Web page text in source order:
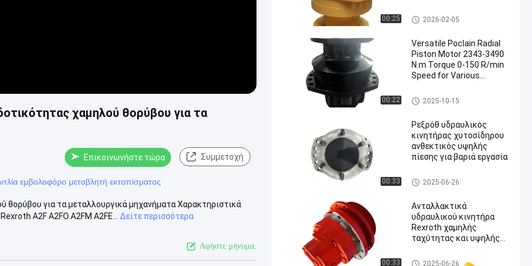
χαμηλού θορύβου για τα
Επικοινωνήστε τώρα Συμμετοχή
εμβολοφόρο μεταβλητή εκτοπίσματος
για τα μεταλλουργικά μηχανήματα Χαρακτηριστικά
A2F A2FO A2FM A2FE...
Δείτε περισσότερα
Αφήστε μήνυμα.
00:25
υδραυλικά εξαρτήματα
και αξεσουάρ
Υδραυλική μηχανή Rexroth
2026-02-05
00:22
Versatile Poclain Radial
Piston Motor 2343-3490
N.m Torque 0-150 R/min
Speed for Various
Υδραυλική μηχανή Poclain
2025-10-15
00:33
Ρεξρόθ υδραυλικός
κινητήρας χυτοσίδηρου
ανθεκτικός υψηλής
πίεσης για βαριά εργασία
Υδραυλική μηχανή Rexroth
2025-06-26
00:33
Ανταλλακτικά
υδραυλικού κινητήρα
Rexroth χαμηλής
ταχύτητας και υψηλής
έργων, απόδοση και
Υδραυλική μηχανή Rexroth
2025-06-26